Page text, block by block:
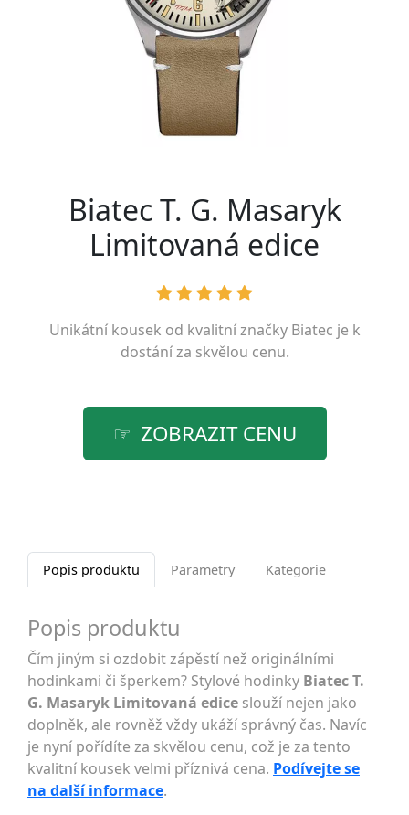
Biatec T. G. Masaryk
Limitovaná edice
Unikátní kousek od kvalitní značky Biatec je k
dostání za skvělou cenu.
ZOBRAZIT CENU
Popis produktu Parametry Kategorie
Popis produktu
Čím jiným si ozdobit zápěstí než originálními
hodinkami či šperkem? Stylové hodinky Biatec T.
G. Masaryk Limitovaná edice slouží nejen jako
doplněk, ale rovněž vždy ukáží správný čas. Navíc
je nyní pořídíte za skvělou cenu, což je za tento
kvalitní kousek velmi příznivá cena. Podívejte se
na další informace.